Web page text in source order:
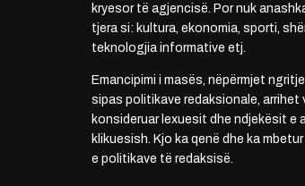
kryesor të agjencisë. Por nuk
tjera si: kultura, ekonomia, sporti,
teknologjia informative etj.
Emancipimi i masës, nëpërmjet
sipas politikave redaksionale, arrihet
konsideruar lexuesit dhe ndjekësit e
klikuesish. Kjo ka qenë dhe ka
e politikave të redaksisë.